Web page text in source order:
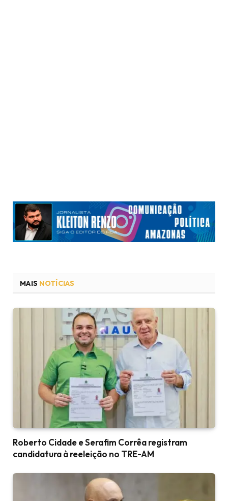
MAIS NOTÍCIAS
Roberto Cidade e Serafim Corrêa registram
candidatura à reeleição no TRE-AM